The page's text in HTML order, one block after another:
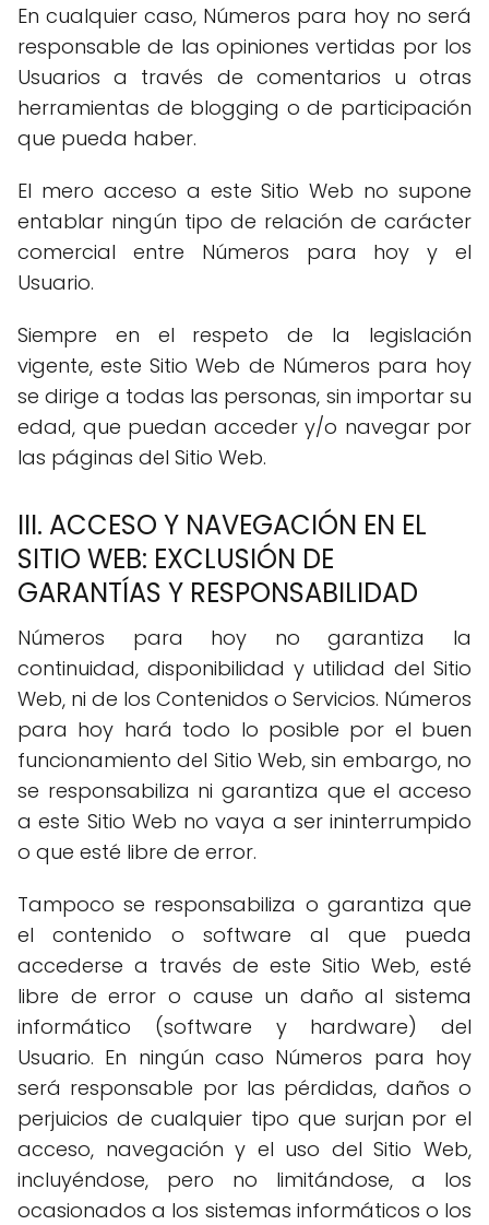
En cualquier caso, Números para hoy no será
responsable de las opiniones vertidas por los
Usuarios a través de comentarios u otras
herramientas de blogging o de participación
que pueda haber.
El mero acceso a este Sitio Web no supone
entablar ningún tipo de relación de carácter
comercial entre Números para hoy y el
Usuario.
Siempre en el respeto de la legislación
vigente, este Sitio Web de Números para hoy
se dirige a todas las personas, sin importar su
edad, que puedan acceder y/o navegar por
las páginas del Sitio Web.
III. ACCESO Y NAVEGACIÓN EN EL
SITIO WEB: EXCLUSIÓN DE
GARANTÍAS Y RESPONSABILIDAD
Números para hoy no garantiza la
continuidad, disponibilidad y utilidad del Sitio
Web, ni de los Contenidos o Servicios. Números
para hoy hará todo lo posible por el buen
funcionamiento del Sitio Web, sin embargo, no
se responsabiliza ni garantiza que el acceso
a este Sitio Web no vaya a ser ininterrumpido
o que esté libre de error.
Tampoco se responsabiliza o garantiza que
el contenido o software al que pueda
accederse a través de este Sitio Web, esté
libre de error o cause un daño al sistema
informático (software y hardware) del
Usuario. En ningún caso Números para hoy
será responsable por las pérdidas, daños o
perjuicios de cualquier tipo que surjan por el
acceso, navegación y el uso del Sitio Web,
incluyéndose, pero no limitándose, a los
ocasionados a los sistemas informáticos o los